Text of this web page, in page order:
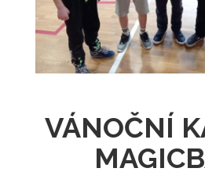
VÁNOČNÍ